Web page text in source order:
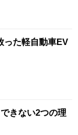
った軽自動車EV
きない2つの理